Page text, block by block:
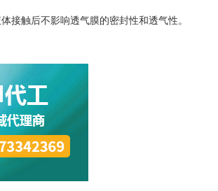
接触后不影响透气膜的密封性和透气性。